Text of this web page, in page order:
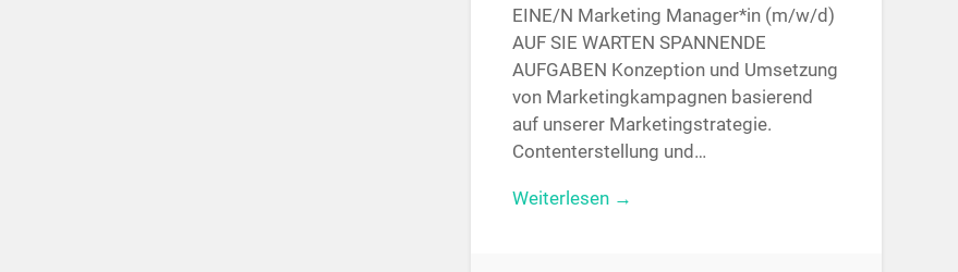
EINE/N Marketing Manager*in (m/w/d)
AUF SIE WARTEN SPANNENDE
AUFGABEN Konzeption und Umsetzung
von Marketingkampagnen basierend
auf unserer Marketingstrategie.
Contenterstellung und…
Weiterlesen →